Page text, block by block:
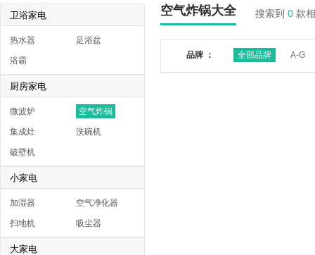
卫浴家电
热水器 足浴盆
浴霸
厨房家电
微波炉 空气炸锅
集成灶 洗碗机
破壁机
小家电
加湿器 空气净化器
扫地机 吸尘器
大家电
空气炸锅大全 搜索到 0 款
品牌 ： 全部品牌 A-G